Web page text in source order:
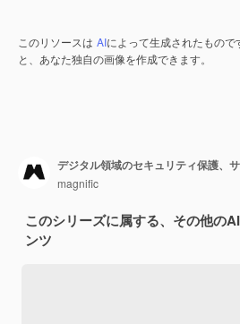
このリソースは AIによって生成されたもので
と、あなた独自の画像を作成できます。
デジタル領域のセキュリティ保護、
magnific
このシリーズに属する、その他の
ンツ